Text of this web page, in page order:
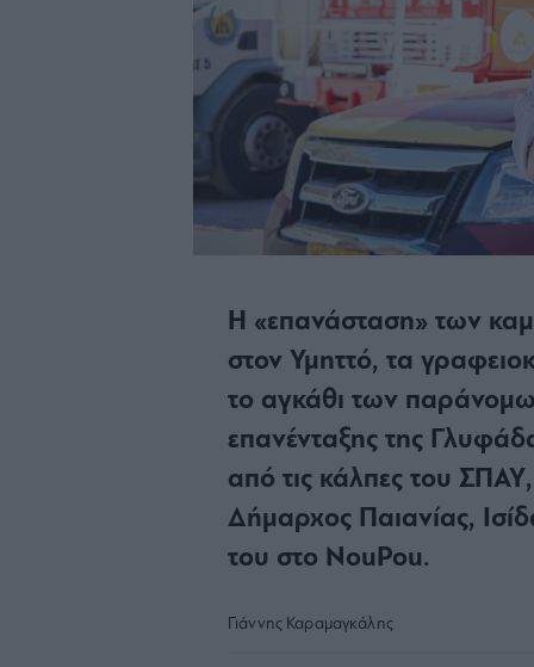
Η «επανάσταση» των
στον Υμηττό, τα
το αγκάθι των
επανένταξης της
από τις κάλπες του
Δήμαρχος Παιανίας,
του στο NouPou.
Γιάννης Καραμαγκάλης